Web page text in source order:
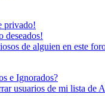
privado!
deseados!
de alguien en este
e Ignorados?
usuarios de mi lista de